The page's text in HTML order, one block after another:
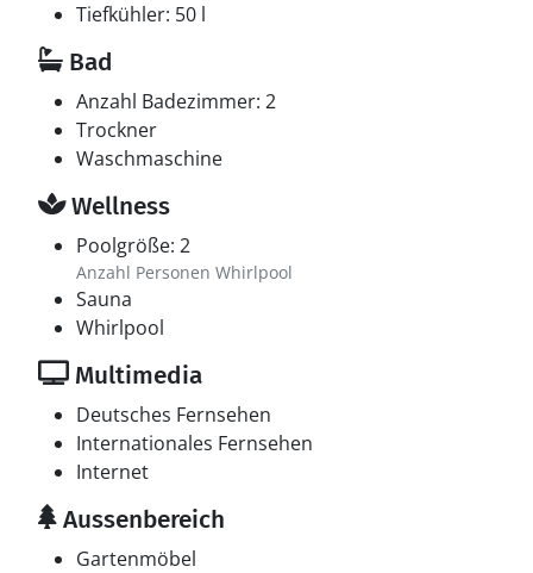
Tiefkühler: 50 l
Bad
Anzahl Badezimmer: 2
Trockner
Waschmaschine
Wellness
Poolgröße: 2
Anzahl Personen Whirlpool
Sauna
Whirlpool
Multimedia
Deutsches Fernsehen
Internationales Fernsehen
Internet
Aussenbereich
Gartenmöbel